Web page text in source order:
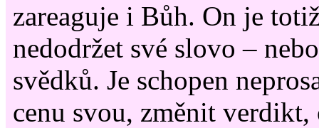
zareaguje i Bůh. On je
nedodržet své slovo –
svědků. Je schopen
cenu svou, změnit